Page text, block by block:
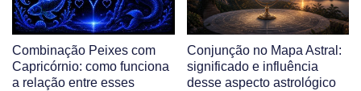
Combinação Peixes com
Capricórnio: como funciona
a relação entre esses
Conjunção no Mapa Astral:
significado e influência
desse aspecto astrológico